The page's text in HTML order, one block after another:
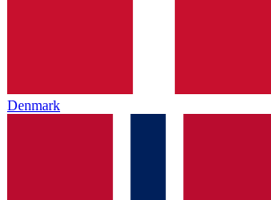
Denmark